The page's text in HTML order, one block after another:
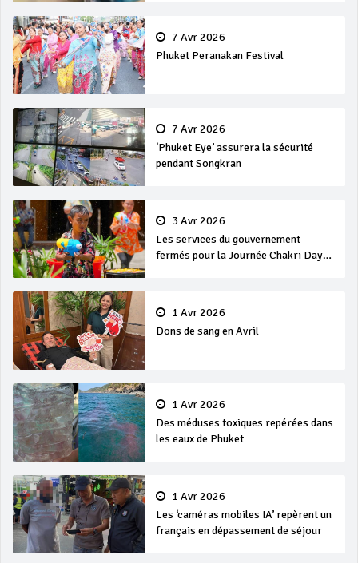
7 Avr 2026
Phuket Peranakan Festival
7 Avr 2026
‘Phuket Eye’ assurera la sécurité
pendant Songkran
3 Avr 2026
Les services du gouvernement
fermés pour la Journée Chakri Day
1 Avr 2026
Dons de sang en Avril
1 Avr 2026
Des méduses toxiques repérées dans
les eaux de Phuket
1 Avr 2026
Les ‘caméras mobiles IA’ repèrent un
français en dépassement de séjour